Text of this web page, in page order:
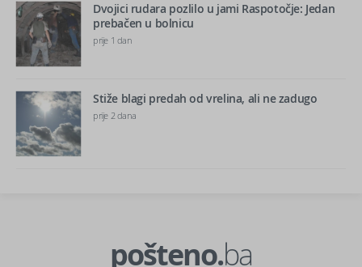
Dvojici rudara pozlilo u jami Raspotočje: Jedan
prebačen u bolnicu
prije 1 dan
Stiže blagi predah od vrelina, ali ne zadugo
prije 2 dana
pošteno.ba